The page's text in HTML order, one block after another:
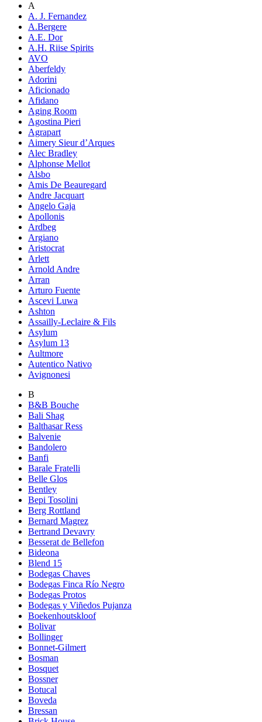
A
A. J. Fernandez
A.Bergere
A.E. Dor
A.H. Riise Spirits
AVO
Aberfeldy
Adorini
Aficionado
Afidano
Aging Room
Agostina Pieri
Agrapart
Aimery Sieur d’Arques
Alec Bradley
Alphonse Mellot
Alsbo
Amis De Beauregard
Andre Jacquart
Angelo Gaja
Apollonis
Ardbeg
Argiano
Aristocrat
Arlett
Arnold Andre
Arran
Arturo Fuente
Ascevi Luwa
Ashton
Assailly-Leclaire & Fils
Asylum
Asylum 13
Aultmore
Autentico Nativo
Avignonesi
B
B&B Bouche
Bali Shag
Balthasar Ress
Balvenie
Bandolero
Banfi
Barale Fratelli
Belle Glos
Bentley
Bepi Tosolini
Berg Rottland
Bernard Magrez
Bertrand Devavry
Besserat de Bellefon
Bideona
Blend 15
Bodegas Chaves
Bodegas Finca Río Negro
Bodegas Protos
Bodegas y Viñedos Pujanza
Boekenhoutskloof
Bolivar
Bollinger
Bonnet-Gilmert
Bosman
Bosquet
Bossner
Botucal
Boveda
Bressan